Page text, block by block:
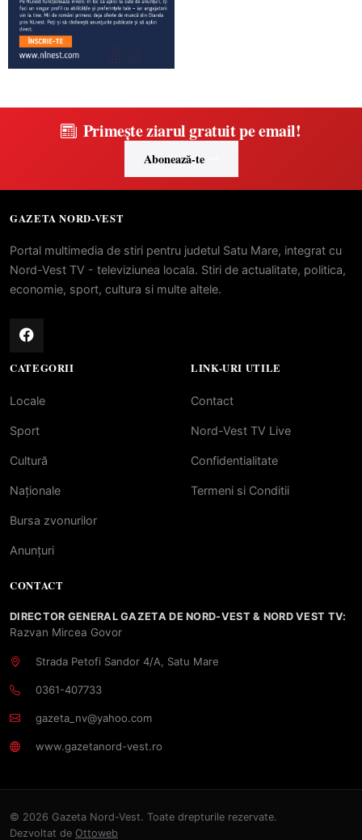
Primește ziarul gratuit pe email!
Abonează-te
GAZETA NORD-VEST
Portal multimedia de stiri pentru judetul Satu Mare, integrat cu
Nord-Vest TV - televiziunea locala. Stiri de actualitate, politica,
economie, sport, cultura si multe altele.
CATEGORII
Locale
Sport
Cultură
Naționale
Bursa zvonurilor
Anunțuri
LINK-URI UTILE
Contact
Nord-Vest TV Live
Confidentialitate
Termeni si Conditii
CONTACT
DIRECTOR GENERAL GAZETA DE NORD-VEST & NORD VEST TV:
Razvan Mircea Govor
Strada Petofi Sandor 4/A, Satu Mare
0361-407733
gazeta_nv@yahoo.com
www.gazetanord-vest.ro
© 2026 Gazeta Nord-Vest. Toate drepturile rezervate.
Dezvoltat de Ottoweb